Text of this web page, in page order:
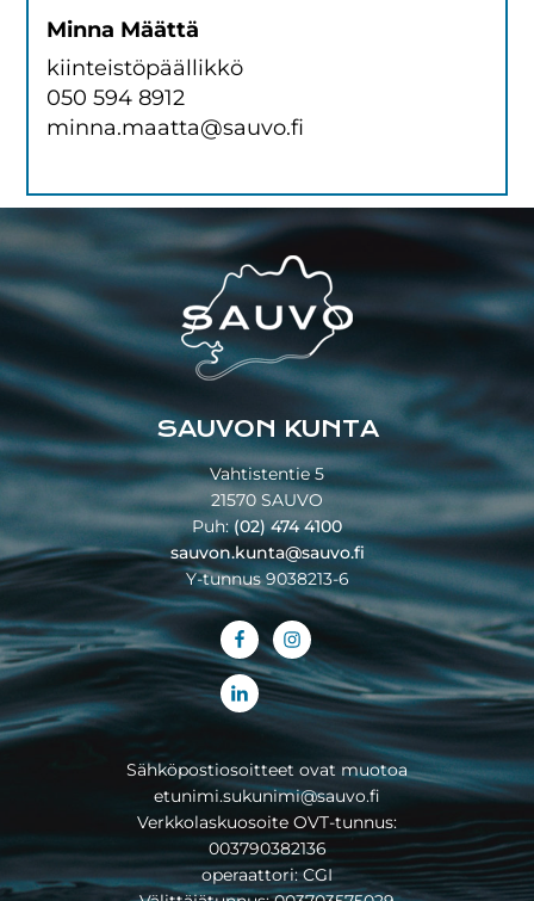
Minna Määttä
kiinteistöpäällikkö
050 594 8912
minna.maatta@sauvo.fi
Footer
SAUVON KUNTA
Vahtistentie 5
21570 SAUVO
Puh:(02) 474 4100
sauvon.kunta@sauvo.fi
Y-tunnus 9038213-6
Sähköpostiosoitteet ovat muotoa
etunimi.sukunimi@sauvo.fi
Verkkolaskuosoite OVT-tunnus:
003790382136
operaattori: CGI